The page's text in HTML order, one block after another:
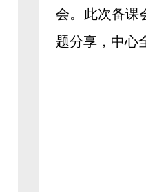
会。此次备课
题分享，中心